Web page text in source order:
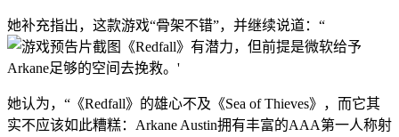
她补充指出，这款游戏“骨架不错”，并继续说道：“
《Redfall》有潜力，但前提是微软给予
Arkane足够的空间去挽救。'
她认为，“《Redfall》的雄心不及《Sea of Thieves》，而它其
实不应该如此糟糕：Arkane Austin拥有丰富的AAA第一人称射